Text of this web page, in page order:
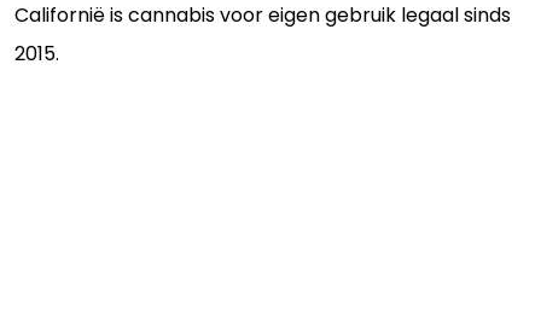
Californië is cannabis voor eigen gebruik legaal sinds
2015.